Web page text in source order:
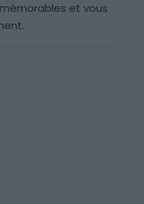
et vous